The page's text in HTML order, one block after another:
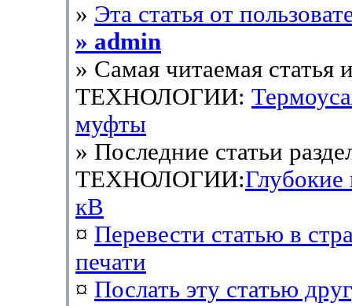
» Эта статья от
» admin
» Самая читаемая статья
ТЕХНОЛОГИИ:
муфты
» Последние статьи
ТЕХНОЛОГИИ:
кВ
¤ Перевести статью в
печати
¤ Послать эту cтатью